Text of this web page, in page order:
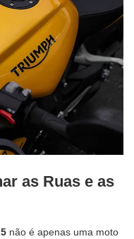
as Ruas e as
não é apenas uma moto